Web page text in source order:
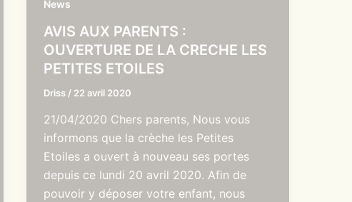
News
AVIS AUX PARENTS :
OUVERTURE DE LA CRECHE LES
PETITES ETOILES
Driss / 22 avril 2020
21/04/2020 Chers parents, Nous vous
informons que la crèche les Petites
Etoiles a ouvert à nouveau ses portes
depuis ce lundi 20 avril 2020. Afin de
pouvoir y déposer votre enfant, nous